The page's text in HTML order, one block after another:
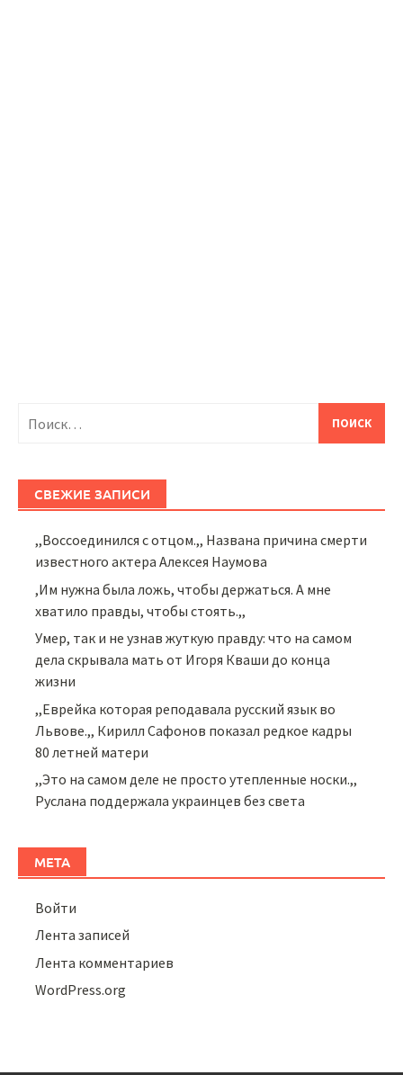
СВЕЖИЕ ЗАПИСИ
,,Воссоединился с отцом.,, Названа причина смерти
известного актера Алексея Наумова
,Им нужна была ложь, чтобы держаться. А мне
хватило правды, чтобы стоять.,,
Умер, так и не узнав жуткую правду: что на самом
дела скрывала мать от Игоря Кваши до конца
жизни
,,Еврейка которая реподавала русский язык во
Львове.,, Кирилл Сафонов показал редкое кадры
80 летней матери
,,Это на самом деле не просто утепленные носки.,,
Руслана поддержала украинцев без света
МЕТА
Войти
Лента записей
Лента комментариев
WordPress.org